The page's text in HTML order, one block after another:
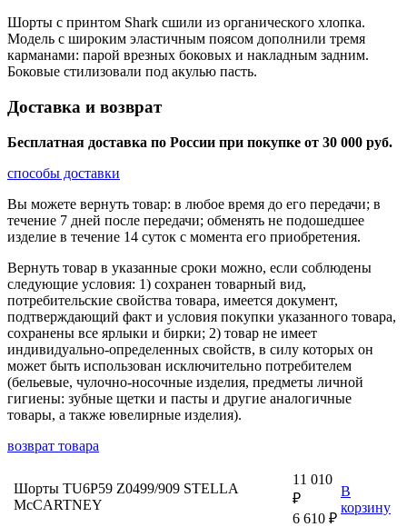
Шорты с принтом Shark сшили из органического хлопка.
Модель с широким эластичным поясом дополнили тремя
карманами: парой врезных боковых и накладным задним.
Боковые стилизовали под акулью пасть.
Доставка и возврат
Бесплатная доставка по России при покупке от 30 000 pуб.
способы доставки
Вы можете вернуть товар: в любое время до его передачи; в
течение 7 дней после передачи; обменять не подошедшее
изделие в течение 14 суток с момента его приобретения.
Вернуть товар в указанные сроки можно, если соблюдены
следующие условия: 1) сохранен товарный вид,
потребительские свойства товара, имеется документ,
подтверждающий факт и условия покупки указанного товара,
сохранены все ярлыки и бирки; 2) товар не имеет
индивидуально-определенных свойств, в силу которых он
может быть использован исключительно потребителем
(бельевые, чулочно-носочные изделия, предметы личной
гигиены: зубные щетки и пасты и другие аналогичные
товары, а также ювелирные изделия).
возврат товара
Шорты TU6P59 Z0499/909 STELLA
McCARTNEY
11 010
₽
6 610 ₽
В
корзину